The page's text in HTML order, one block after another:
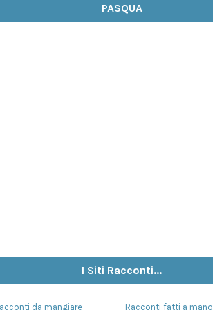
PASQUA
I Siti Racconti...
da mangiare Racconti fatti a mano